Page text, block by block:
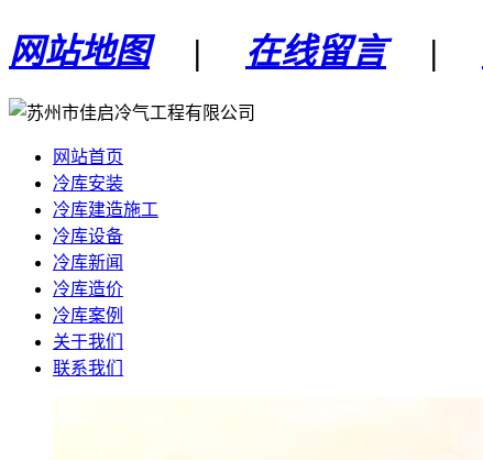
网站地图| 在线留言|
网站首页
冷库安装
冷库建造施工
冷库设备
冷库新闻
冷库造价
冷库案例
关于我们
联系我们